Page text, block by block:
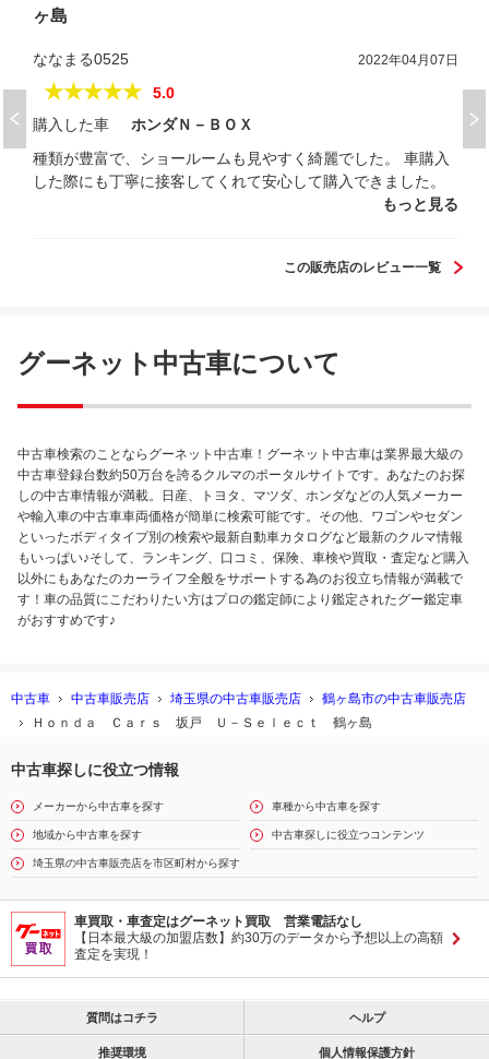
ヶ島
ななまる0525 2022年04月07日
★★★★★
5.0
購入した車
ホンダＮ－ＢＯＸ
種類が豊富で、ショールームも見やすく綺麗でした。 車購入
した際にも丁寧に接客してくれて安心して購入できました。
もっと見る
この販売店のレビュー一覧
グーネット中古車について
中古車検索のことならグーネット中古車！グーネット中古車は業界最大級の
中古車登録台数約50万台を誇るクルマのポータルサイトです。あなたのお探
しの中古車情報が満載。日産、トヨタ、マツダ、ホンダなどの人気メーカー
や輸入車の中古車車両価格が簡単に検索可能です。その他、ワゴンやセダン
といったボディタイプ別の検索や最新自動車カタログなど最新のクルマ情報
もいっぱい♪そして、ランキング、口コミ、保険、車検や買取・査定など購入
以外にもあなたのカーライフ全般をサポートする為のお役立ち情報が満載で
す！車の品質にこだわりたい方はプロの鑑定師により鑑定されたグー鑑定車
がおすすめです♪
中古車 中古車販売店 埼玉県の中古車販売店
鶴ヶ島市の中古車販売店
Ｈｏｎｄａ Ｃａｒｓ 坂戸 Ｕ－Ｓｅｌｅｃｔ 鶴ヶ島
中古車探しに役立つ情報
メーカーから中古車を探す 車種から中古車を探す
地域から中古車を探す 中古車探しに役立つコンテンツ
埼玉県の中古車販売店を市区町村から探す
車買取・車査定はグーネット買取 営業電話なし
【日本最大級の加盟店数】約30万のデータから予想以上の高額
査定を実現！
質問はコチラ ヘルプ
推奨環境 個人情報保護方針